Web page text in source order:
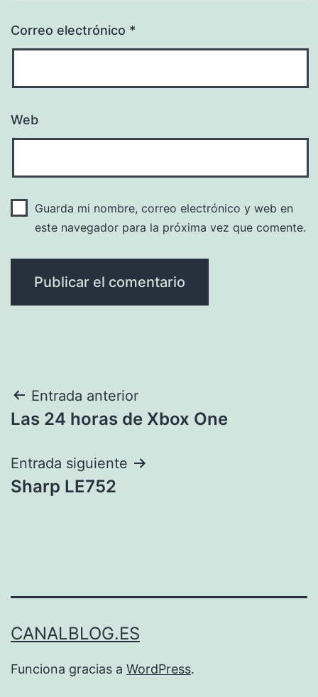
Correo electrónico *
Web
Guarda mi nombre, correo electrónico y web en
este navegador para la próxima vez que comente.
Navegación
de
entradas
Entrada anterior
Las 24 horas de Xbox One
Entrada siguiente
Sharp LE752
CANALBLOG.ES
Funciona gracias a WordPress.